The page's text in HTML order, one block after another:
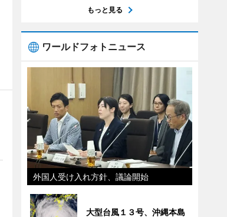
もっと見る
ワールドフォトニュース
外国人受け入れ方針、議論開始
大型台風１３号、沖縄本島